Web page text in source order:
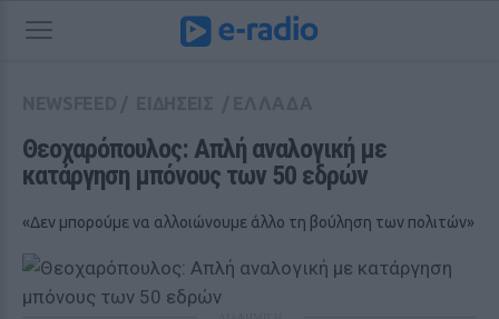
Θεοχαρόπουλος: Απλή αναλογική με
κατάργηση μπόνους των 50 εδρών
«Δεν μπορούμε να αλλοιώνουμε άλλο τη βούληση των πολιτών»